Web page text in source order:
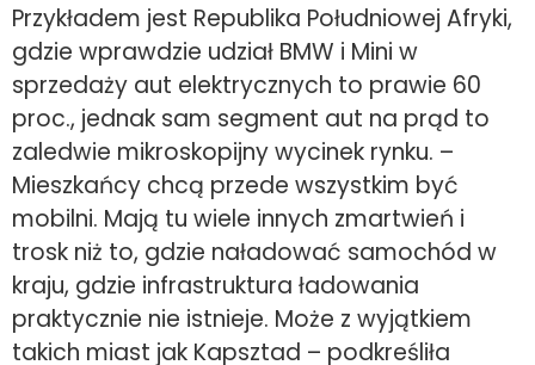
Przykładem jest Republika Południowej Afryki,
gdzie wprawdzie udział BMW i Mini w
sprzedaży aut elektrycznych to prawie 60
proc., jednak sam segment aut na prąd to
zaledwie mikroskopijny wycinek rynku. –
Mieszkańcy chcą przede wszystkim być
mobilni. Mają tu wiele innych zmartwień i
trosk niż to, gdzie naładować samochód w
kraju, gdzie infrastruktura ładowania
praktycznie nie istnieje. Może z wyjątkiem
takich miast jak Kapsztad – podkreśliła